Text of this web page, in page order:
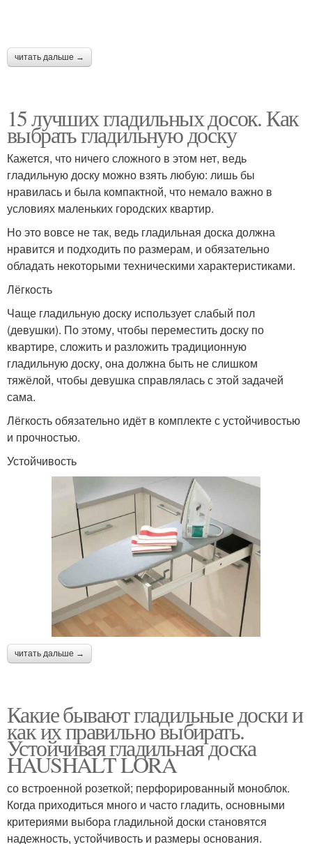
читать дальше →
15 лучших гладильных досок. Как
выбрать гладильную доску
Кажется, что ничего сложного в этом нет, ведь
гладильную доску можно взять любую: лишь бы
нравилась и была компактной, что немало важно в
условиях маленьких городских квартир.
Но это вовсе не так, ведь гладильная доска должна
нравится и подходить по размерам, и обязательно
обладать некоторыми техническими характеристиками.
Лёгкость
Чаще гладильную доску использует слабый пол
(девушки). По этому, чтобы переместить доску по
квартире, сложить и разложить традиционную
гладильную доску, она должна быть не слишком
тяжёлой, чтобы девушка справлялась с этой задачей
сама.
Лёгкость обязательно идёт в комплекте с устойчивостью
и прочностью.
Устойчивость
читать дальше →
Какие бывают гладильные доски и
как их правильно выбирать.
Устойчивая гладильная доска
HAUSHALT LORA
со встроенной розеткой; перфорированный моноблок.
Когда приходиться много и часто гладить, основными
критериями выбора гладильной доски становятся
надежность, устойчивость и размеры основания.